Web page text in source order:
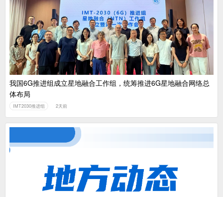
我国6G推进组成立星地融合工作组，统筹推进6G星地融合网络总
体布局
IMT2030推进组 2天前